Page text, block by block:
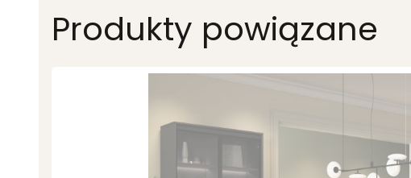
Produkty powiązane